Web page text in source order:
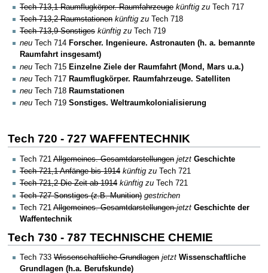
Tech 713,1 Raumflugkörper. Raumfahrzeuge künftig zu Tech 717
Tech 713,2 Raumstationen künftig zu Tech 718
Tech 713,9 Sonstiges künftig zu Tech 719
neu Tech 714 Forscher. Ingenieure. Astronauten (h. a. bemannte
Raumfahrt insgesamt)
neu Tech 715 Einzelne Ziele der Raumfahrt (Mond, Mars u.a.)
neu Tech 717 Raumflugkörper. Raumfahrzeuge. Satelliten
neu Tech 718 Raumstationen
neu Tech 719 Sonstiges. Weltraumkolonialisierung
Tech 720 - 727 WAFFENTECHNIK
Tech 721 Allgemeines. Gesamtdarstellungen jetzt Geschichte
Tech 721,1 Anfänge bis 1914 künftig zu
Tech 721
Tech 721,2 Die Zeit ab 1914 künftig zu
Tech 721
Tech 727 Sonstiges (z.B. Munition) gestrichen
Tech 721 Allgemeines. Gesamtdarstellungenjetzt Geschichte der
Waffentechnik
Tech 730 - 787 TECHNISCHE CHEMIE
Tech 733 Wissenschaftliche Grundlagen jetzt Wissenschaftliche
Grundlagen (h.a. Berufskunde)